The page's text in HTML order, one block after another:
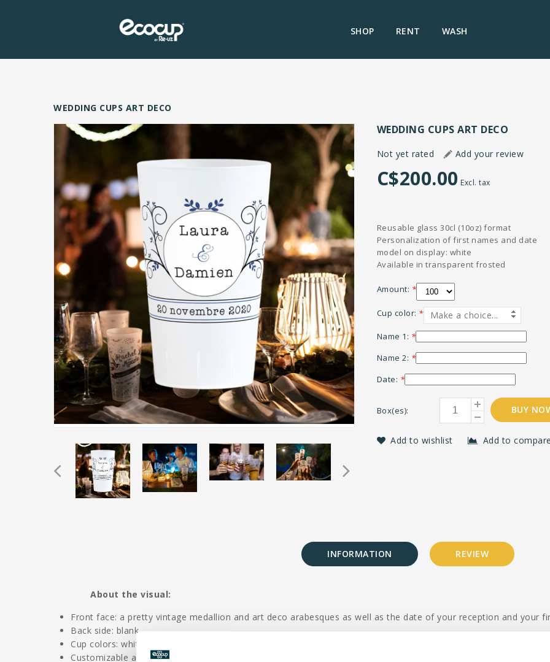
SHOP RENT WASH
WEDDING CUPS ART DECO
WEDDING CUPS ART DECO
Not yet rated Add your review
C$200.00 Excl. tax
Reusable glass 30cl (10oz) format
Personalization of first names and date
model on display: white
Available in transparent frosted
Amount: *
Cup color: * Make a choice...
Name 1: *
Name 2: *
Date: *
Box(es): BUY
Add to wishlist Add to
INFORMATION REVIEW
About the visual:
Front face: a pretty vintage medallion and art deco arabesques as well as the date of your reception and your
Back side: blank
Cup colors: white or frosted
Customizable areas: Names, Date